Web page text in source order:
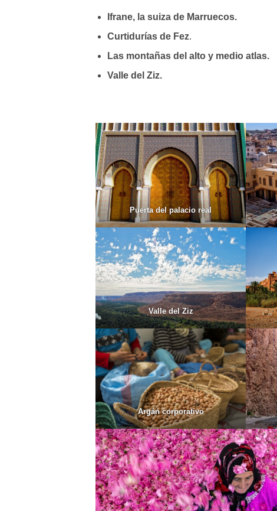
Ifrane, la suiza de Marruecos.
Curtidurías de Fez.
Las montañas del alto y medio atlas.
Valle del Ziz.
Puerta del palacio real
Valle del Ziz
Argán corporativo